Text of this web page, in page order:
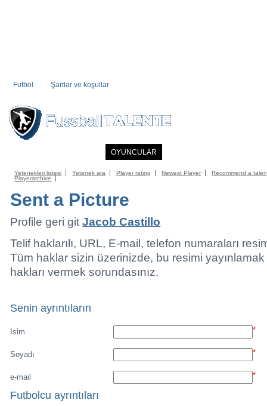
Futbol Şartlar ve koşullar
OYUNCULAR
Yetenekleri listesi Yetenek ara Player rating Newest Player
Recommend a
Playerarchive
Sent a Picture
Profile geri gitJacob Castillo
Telif haklarılı, URL, E-mail, telefon numaraları
Tüm haklar sizin üzerinizde, bu resimi
hakları vermek sorundasınız.
Senin ayrıntıların
Isim *
Soyadı *
e-mail *
Futbolcu ayrıntıları